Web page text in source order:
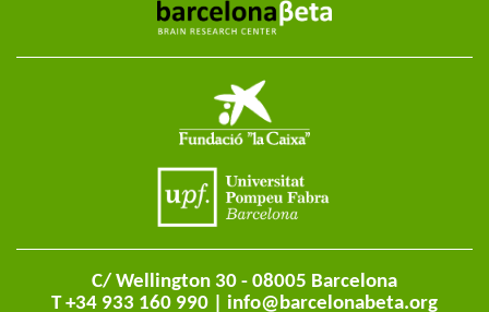
C/ Wellington 30 - 08005 Barcelona
T +34 933 160 990 | info@barcelonabeta.org